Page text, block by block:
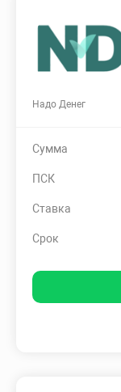
Надо Денег
Сумма
ПСК
Ставка
Срок